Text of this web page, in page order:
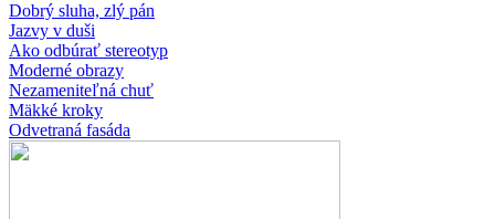
Dobrý sluha, zlý pán
Jazvy v duši
Ako odbúrať stereotyp
Moderné obrazy
Nezameniteľná chuť
Mäkké kroky
Odvetraná fasáda